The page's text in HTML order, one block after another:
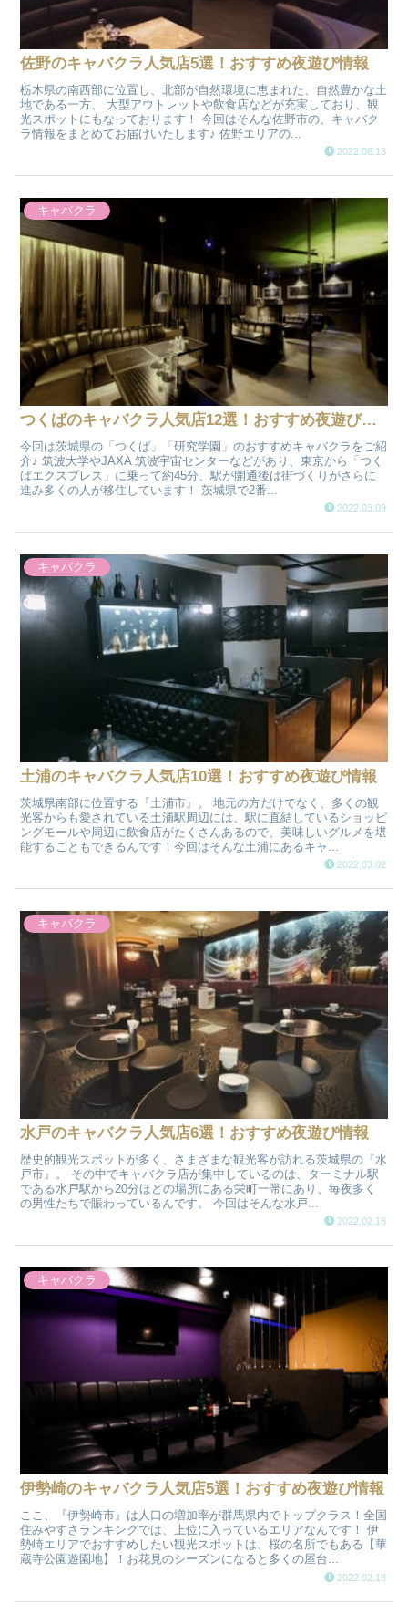
佐野のキャバクラ人気店5選！おすすめ夜遊び情報
栃木県の南西部に位置し、北部が自然環境に恵まれた、自然豊かな土
地である一方、 大型アウトレットや飲食店などが充実しており、観
光スポットにもなっております！ 今回はそんな佐野市の、キャバク
ラ情報をまとめてお届けいたします♪ 佐野エリアの...
2022.06.13
キャバクラ
つくばのキャバクラ人気店12選！おすすめ夜遊び情報
今回は茨城県の「つくば」「研究学園」のおすすめキャバクラをご紹
介♪ 筑波大学やJAXA 筑波宇宙センターなどがあり、東京から「つく
ばエクスプレス」に乗って約45分、駅が開通後は街づくりがさらに
進み多くの人が移住しています！ 茨城県で2番...
2022.03.09
キャバクラ
土浦のキャバクラ人気店10選！おすすめ夜遊び情報
茨城県南部に位置する『土浦市』。 地元の方だけでなく、多くの観
光客からも愛されている土浦駅周辺には、駅に直結しているショッピ
ングモールや周辺に飲食店がたくさんあるので、美味しいグルメを堪
能することもできるんです！今回はそんな土浦にあるキャ...
2022.03.02
キャバクラ
水戸のキャバクラ人気店6選！おすすめ夜遊び情報
歴史的観光スポットが多く、さまざまな観光客が訪れる茨城県の『水
戸市』。 その中でキャバクラ店が集中しているのは、ターミナル駅
である水戸駅から20分ほどの場所にある栄町一帯にあり、毎夜多く
の男性たちで賑わっているんです。 今回はそんな水戸...
2022.02.18
キャバクラ
伊勢崎のキャバクラ人気店5選！おすすめ夜遊び情報
ここ、『伊勢崎市』は人口の増加率が群馬県内でトップクラス！全国
住みやすさランキングでは、上位に入っているエリアなんです！ 伊
勢崎エリアでおすすめしたい観光スポットは、桜の名所でもある【華
蔵寺公園遊園地】！お花見のシーズンになると多くの屋台...
2022.02.18